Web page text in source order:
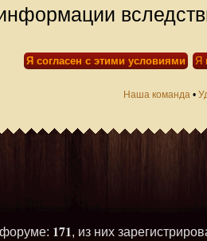
Наша команда •
171, из них